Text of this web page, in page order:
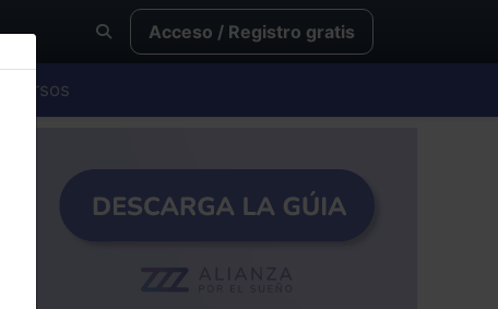
Acceso / Registro gratis
Cursos